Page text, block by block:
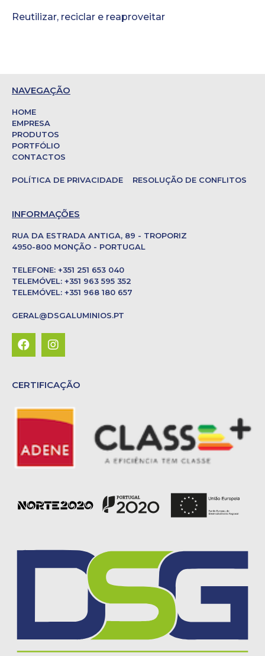
Reutilizar, reciclar e reaproveitar
NAVEGAÇÃO
HOME
EMPRESA
PRODUTOS
PORTFÓLIO
CONTACTOS
POLÍTICA DE PRIVACIDADE RESOLUÇÃO DE CONFLITOS
INFORMAÇÕES
RUA DA ESTRADA ANTIGA, 89 - TROPORIZ
4950-800 MONÇÃO - PORTUGAL
TELEFONE: +351 251 653 040
TELEMÓVEL: +351 963 595 352
TELEMÓVEL: +351 968 180 657
GERAL@DSGALUMINIOS.PT
CERTIFICAÇÃO